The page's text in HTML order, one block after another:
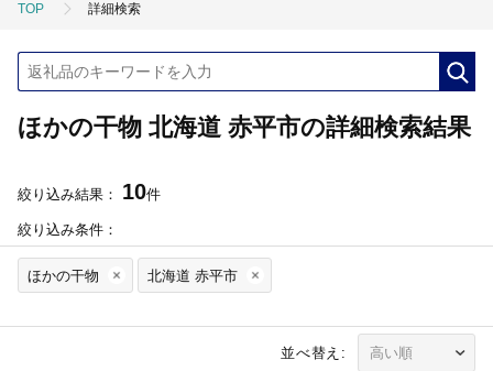
TOP 詳細検索
ほかの干物 北海道 赤平市の詳細検索結果
絞り込み結果： 10件
絞り込み条件：
ほかの干物 北海道 赤平市
並べ替え: